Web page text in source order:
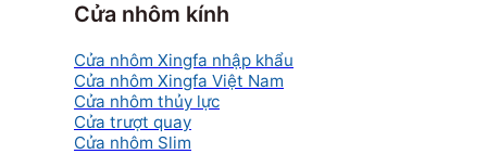
Cửa nhôm kính
Cửa nhôm Xingfa nhập khẩu
Cửa nhôm Xingfa Việt Nam
Cửa nhôm thủy lực
Cửa trượt quay
Cửa nhôm Slim